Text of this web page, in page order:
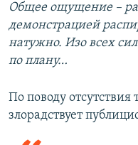
Общее ощущение –
демонстрацией
натужно. Изо всех сил
по плану…
По поводу отсутствия
злорадствует